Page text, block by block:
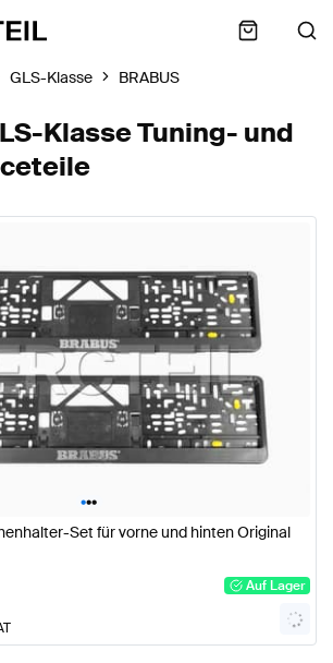
GLS-Klasse BRABUS
Klasse Tuning- und
•••
Set für vorne und hinten Original
Auf Lager